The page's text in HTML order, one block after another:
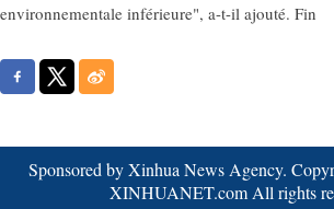
environnementale inférieure", a-t-il ajouté. Fin
Sponsored by Xinhua News Agency.
XINHUANET.com All rights